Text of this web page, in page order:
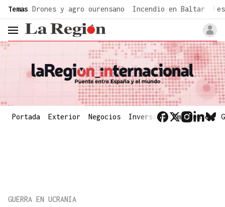
Temas Drones y agro ourensano Incendio en Baltar
header.menu.open
Portada Exterior Negocios Inversión Emergentes
GUERRA EN UCRANIA